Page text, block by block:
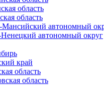
область
область
автономный
автономный округ
край
область
область